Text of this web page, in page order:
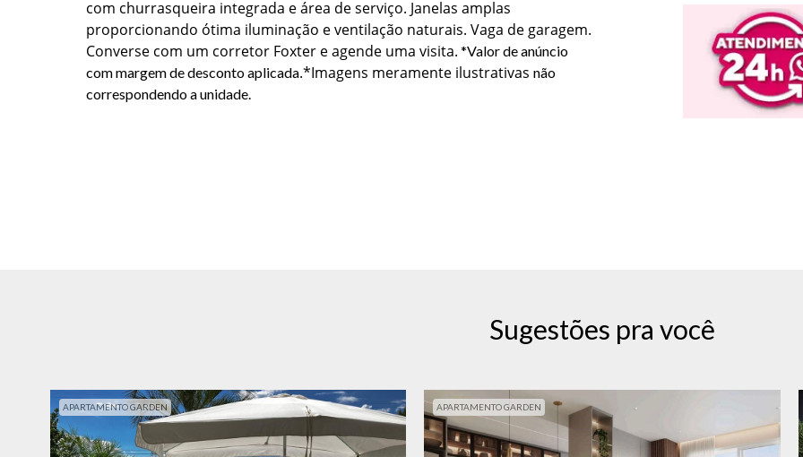
com churrasqueira integrada e área de serviço. Janelas amplas
proporcionando ótima iluminação e ventilação naturais. Vaga de garagem.
Converse com um corretor Foxter e agende uma visita. *Valor de anúncio
com margem de desconto aplicada.*Imagens meramente ilustrativas não
correspondendo a unidade.
Sugestões pra você
APARTAMENTO GARDEN APARTAMENTO GARDEN